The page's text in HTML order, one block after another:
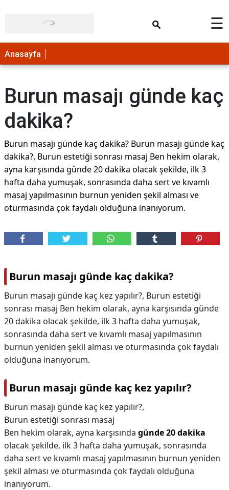
☰
Anasayfa
Burun masajı günde kaç
dakika?
Burun masajı günde kaç dakika? Burun masajı günde kaç
dakika?, Burun estetiği sonrası masaj Ben hekim olarak,
ayna karşısında günde 20 dakika olacak şekilde, ilk 3
hafta daha yumuşak, sonrasında daha sert ve kıvamlı
masaj yapılmasının burnun yeniden şekil alması ve
oturmasında çok faydalı olduğuna inanıyorum.
Burun masajı günde kaç dakika?
Burun masajı günde kaç kez yapılır?, Burun estetiği
sonrası masaj Ben hekim olarak, ayna karşısında günde
20 dakika olacak şekilde, ilk 3 hafta daha yumuşak,
sonrasında daha sert ve kıvamlı masaj yapılmasının
burnun yeniden şekil alması ve oturmasında çok faydalı
olduğuna inanıyorum.
Burun masajı günde kaç kez yapılır?
Burun masajı günde kaç kez yapılır?,
Burun estetiği sonrası masaj
Ben hekim olarak, ayna karşısında günde 20 dakika
olacak şekilde, ilk 3 hafta daha yumuşak, sonrasında
daha sert ve kıvamlı masaj yapılmasının burnun yeniden
şekil alması ve oturmasında çok faydalı olduğuna
inanıyorum.